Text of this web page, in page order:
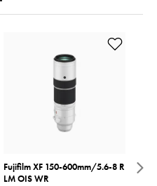
Fujifilm XF 150-600mm/5.6-8 R
LM OIS WR